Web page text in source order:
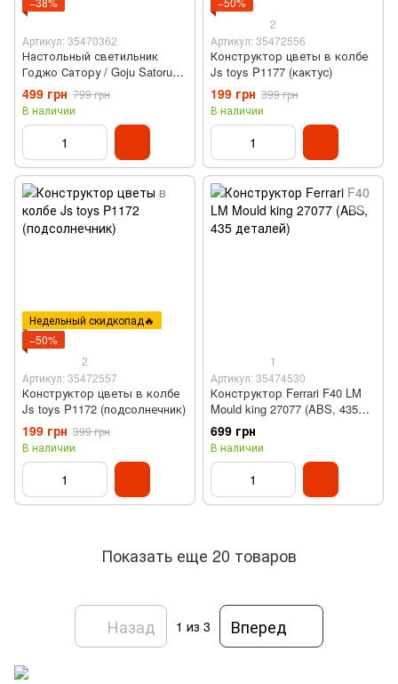
Артикул: 35470362
Настольный светильник
Годжо Сатору / Goju Satoru
"Магическая битва" (6 В,
USB)
499 грн 799 грн
В наличии
2
Артикул: 35472556
Конструктор цветы в колбе
Js toys P1177 (кактус)
199 грн 399 грн
В наличии
Недельный скидкопад🔥
−50%
2
Артикул: 35472557
Конструктор цветы в колбе
Js toys P1172 (подсолнечник)
199 грн 399 грн
В наличии
1
Артикул: 35474530
Конструктор Ferrari F40 LM
Mould king 27077 (ABS, 435
деталей)
699 грн
В наличии
Показать еще 20 товаров
Назад 1 из 3 Вперед